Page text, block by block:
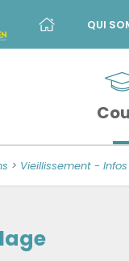
QUI
> Vieillissement -